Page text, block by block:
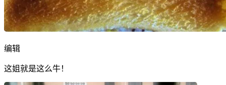
编辑
这姐就是这么牛！